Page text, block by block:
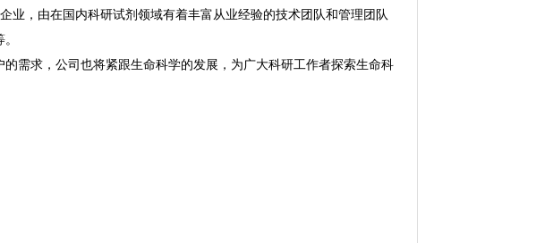
业，由在国内科研试剂领域有着丰富从业经验的技术团队和管理团队
求，公司也将紧跟生命科学的发展，为广大科研工作者探索生命科